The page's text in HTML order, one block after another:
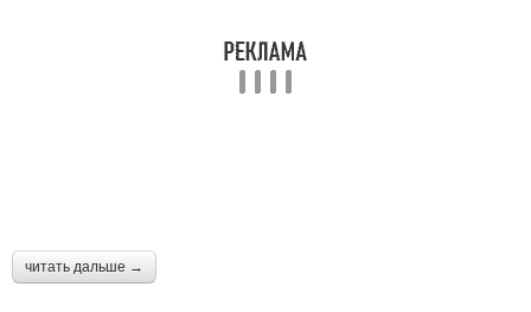
читать дальше →